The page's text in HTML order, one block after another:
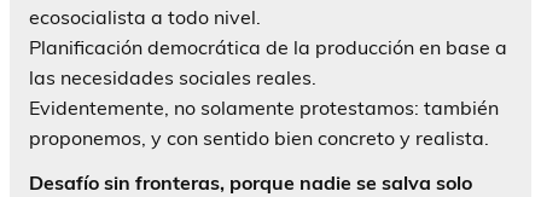
ecosocialista a todo nivel.
Planificación democrática de la producción en base a
las necesidades sociales reales.
Evidentemente, no solamente protestamos: también
proponemos, y con sentido bien concreto y realista.
Desafío sin fronteras, porque nadie se salva solo